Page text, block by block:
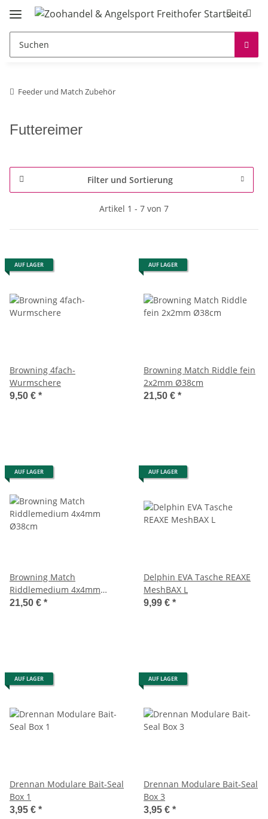
Feeder und Match Zubehör
Futtereimer
Filter und Sortierung
Artikel 1 - 7 von 7
AUF LAGER
Browning 4fach-
Wurmschere
9,50 € *
AUF LAGER
Browning Match Riddle fein
2x2mm Ø38cm
21,50 € *
AUF LAGER
Browning Match
Riddlemedium 4x4mm
Ø38cm
21,50 € *
AUF LAGER
Delphin EVA Tasche REAXE
MeshBAX L
9,99 € *
AUF LAGER
Drennan Modulare Bait-Seal
Box 1
3,95 € *
AUF LAGER
Drennan Modulare Bait-Seal
Box 3
3,95 € *